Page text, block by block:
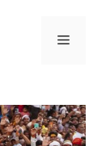
Menu